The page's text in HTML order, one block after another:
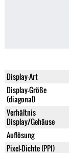
Display-Art
Display-Größe
(diagonal)
Verhältnis
Display/Gehäuse
Auflösung
Pixel-Dichte (PPI)